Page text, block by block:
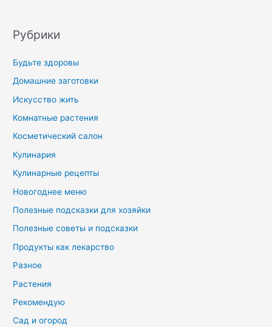
Рубрики
Будьте здоровы
Домашние заготовки
Искусство жить
Комнатные растения
Косметический салон
Кулинария
Кулинарные рецепты
Новогоднее меню
Полезные подсказки для хозяйки
Полезные советы и подсказки
Продукты как лекарство
Разное
Растения
Рекомендую
Сад и огород